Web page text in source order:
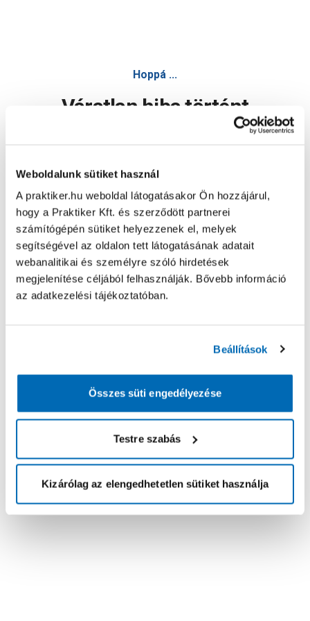
Weboldalunk sütiket használ
A praktiker.hu weboldal látogatásakor Ön hozzájárul,
hogy a Praktiker Kft. és szerződött partnerei
számítógépén sütiket helyezzenek el, melyek
segítségével az oldalon tett látogatásának adatait
webanalitikai és személyre szóló hirdetések
megjelenítése céljából felhasználják. Bővebb információ
az adatkezelési tájékoztatóban.
Beállítások
Összes süti engedélyezése
Testre szabás
Kizárólag az elengedhetetlen sütiket használja
Hoppá ...
Váratlan hiba történt
Oldal újratöltése